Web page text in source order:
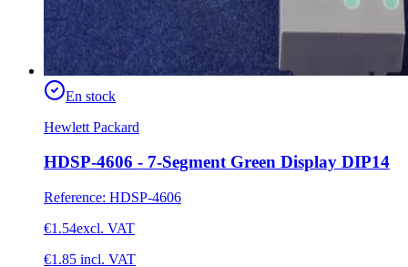
En stock
Hewlett Packard
HDSP-4606 - 7-Segment Green Display DIP14
Reference: HDSP-4606
€1.54excl. VAT
€1.85 incl. VAT